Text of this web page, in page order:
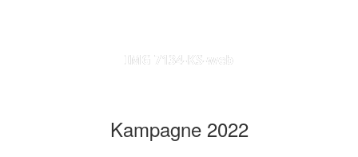
IMG 7134-KS-web
Kampagne 2022